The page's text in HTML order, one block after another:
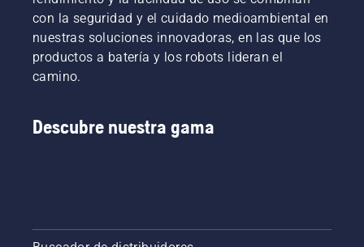
con la seguridad y el cuidado medioambiental en
nuestras soluciones innovadoras, en las que los
productos a batería y los robots lideran el
camino.
Descubre nuestra gama